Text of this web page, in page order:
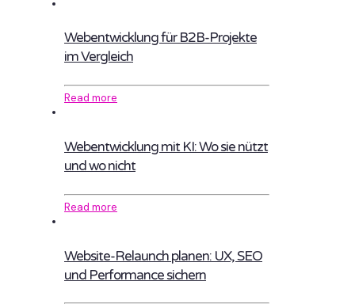
Webentwicklung für B2B-Projekte
im Vergleich
Read more
Webentwicklung mit KI: Wo sie nützt
und wo nicht
Read more
Website-Relaunch planen: UX, SEO
und Performance sichern